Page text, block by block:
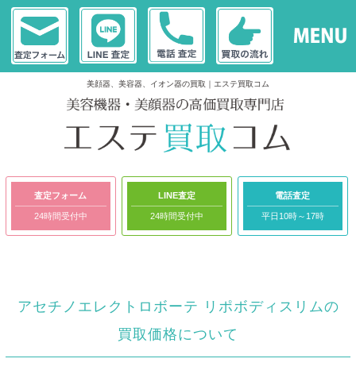
美顔器、美容器、イオン器の買取｜エステ買取コム
査定フォーム
24時間受付中
LINE査定
24時間受付中
電話査定
平日10時～17時
アセチノエレクトロボーテ リポボディスリムの
買取価格について